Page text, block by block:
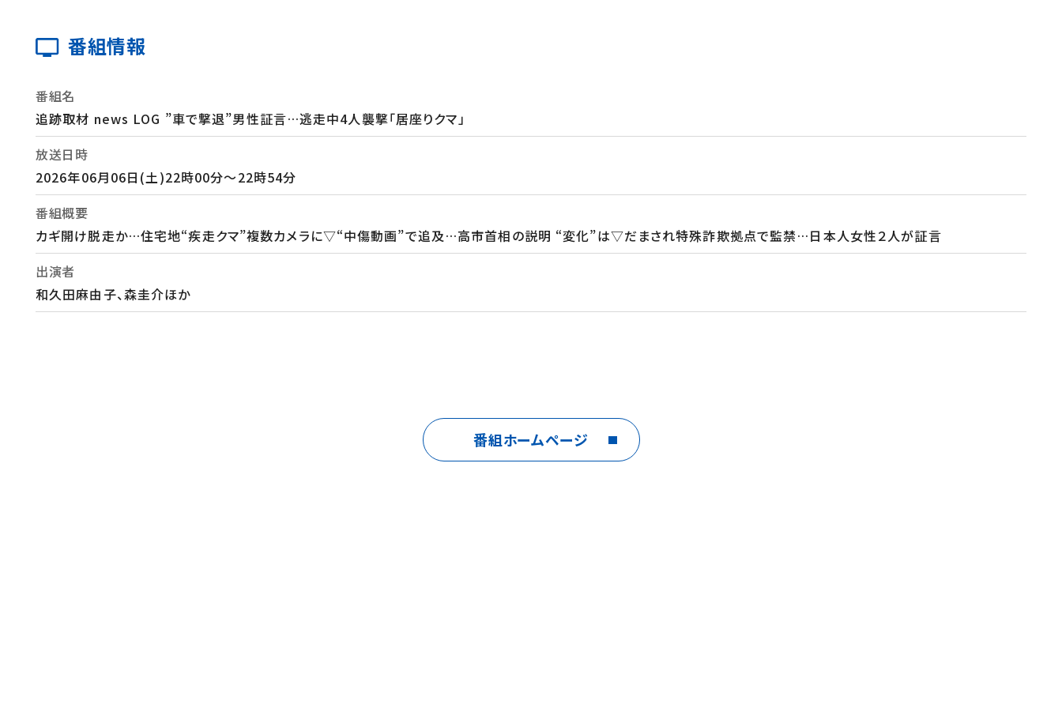
番組情報
番組名
追跡取材 news LOG ”車で撃退”男性証言…逃走中4人襲撃「居座りクマ」
放送日時
2026年06月06日(土)22時00分～22時54分
番組概要
カギ開け脱走か…住宅地“疾走クマ”複数カメラに▽“中傷動画”で追及…高市首相の説明 “変化”は▽だまされ特殊詐欺拠点で監禁…日本人女性２人が証言
出演者
和久田麻由子、森圭介ほか
番組ホームページ